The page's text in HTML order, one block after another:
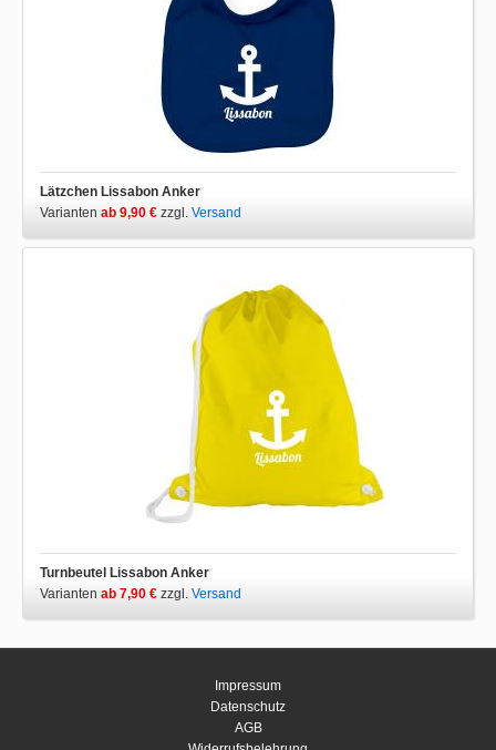
Lätzchen Lissabon Anker
Varianten ab 9,90 € zzgl. Versand
Turnbeutel Lissabon Anker
Varianten ab 7,90 € zzgl. Versand
Impressum
Datenschutz
AGB